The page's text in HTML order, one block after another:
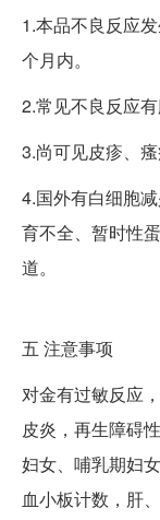
1.本品不良反应
个月内。
2.常见不良反应
3.尚可见皮疹、
4.国外有白细胞
育不全、暂时性
道。
五 注意事项
对金有过敏反应
皮炎，再生障碍
妇女、哺乳期妇
血小板计数，肝